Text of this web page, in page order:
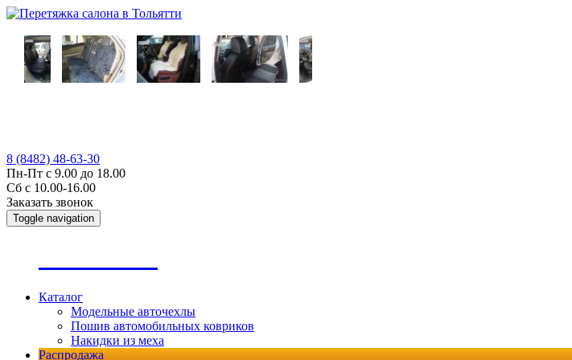
8 (8482) 48-63-30
Пн-Пт с 9.00 до 18.00
Сб с 10.00-16.00
Заказать звонок
Toggle navigation
Каталог
Модельные авточехлы
Пошив автомобильных ковриков
Накидки из меха
Распродажа